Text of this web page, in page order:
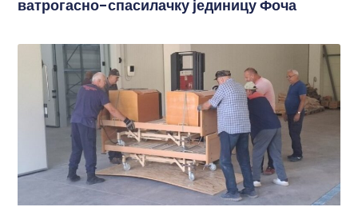
ватрогасно-спасилачку јединицу Фоча